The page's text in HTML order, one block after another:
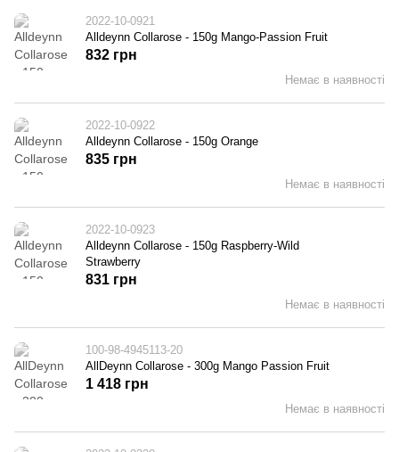
2022-10-0921
Alldeynn Collarose - 150g Mango-Passion Fruit
Немає в наявності
832 грн
2022-10-0922
Alldeynn Collarose - 150g Orange
Немає в наявності
835 грн
2022-10-0923
Alldeynn Collarose - 150g Raspberry-Wild
Strawberry
Немає в наявності
831 грн
100-98-4945113-20
AllDeynn Collarose - 300g Mango Passion Fruit
Немає в наявності
1 418 грн